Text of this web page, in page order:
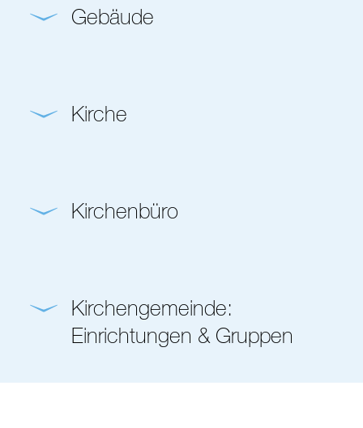
Gebäude
Kirche
Kirchenbüro
Kirchengemeinde:
Einrichtungen & Gruppen